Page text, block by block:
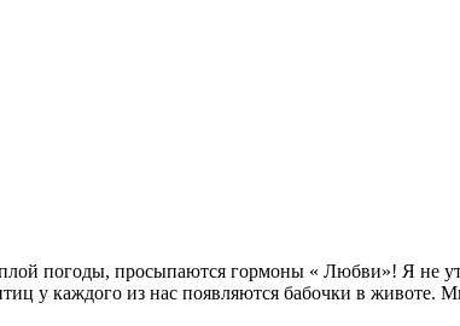
погоды, просыпаются гормоны « Любви»! Я не
у каждого из нас появляются бабочки в животе.